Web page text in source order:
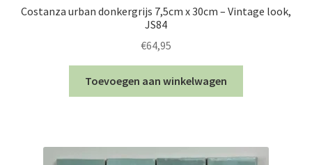
Costanza urban donkergrijs 7,5cm x 30cm – Vintage look,
JS84
€64,95
Toevoegen aan winkelwagen